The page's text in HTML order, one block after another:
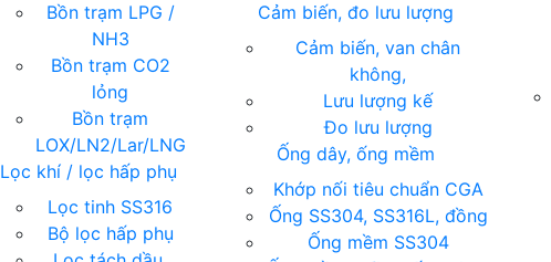
Bồn trạm LPG /
NH3
Bồn trạm CO2
lỏng
Bồn trạm
LOX/LN2/Lar/LNG
Lọc khí / lọc hấp phụ
Lọc tinh SS316
Bộ lọc hấp phụ
Cảm biến, đo lưu lượng
Cảm biến, van chân
không,
Lưu lượng kế
Đo lưu lượng
Ống dây, ống mềm
Khớp nối tiêu chuẩn CGA
Ống SS304, SS316L, đồng
Ống mềm SS304